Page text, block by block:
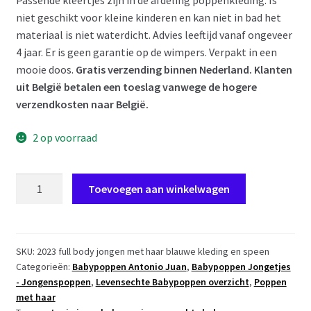
niet geschikt voor kleine kinderen en kan niet in bad het
materiaal is niet waterdicht. Advies leeftijd vanaf ongeveer
4 jaar. Er is geen garantie op de wimpers. Verpakt in een
mooie doos. Gratis verzending binnen Nederland. Klanten
uit België betalen een toeslag vanwege de hogere
verzendkosten naar België.
2 op voorraad
babypop
jongen
met
haar
Toevoegen aan winkelwagen
SKU: 2023 full body jongen met haar blauwe kleding en speen
Categorieën: Babypoppen Antonio Juan, Babypoppen Jongetjes
- Jongenspoppen, Levensechte Babypoppen overzicht, Poppen
met haar